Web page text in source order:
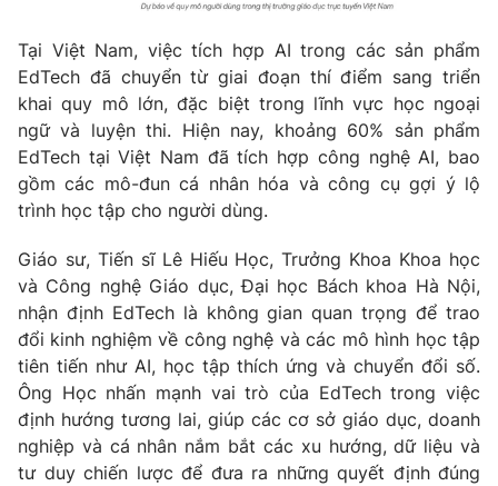
Tại Việt Nam, việc tích hợp AI trong các sản phẩm
EdTech đã chuyển từ giai đoạn thí điểm sang triển
khai quy mô lớn, đặc biệt trong lĩnh vực học ngoại
ngữ và luyện thi. Hiện nay, khoảng 60% sản phẩm
EdTech tại Việt Nam đã tích hợp công nghệ AI, bao
gồm các mô-đun cá nhân hóa và công cụ gợi ý lộ
trình học tập cho người dùng.
Giáo sư, Tiến sĩ Lê Hiếu Học, Trưởng Khoa Khoa học
và Công nghệ Giáo dục, Đại học Bách khoa Hà Nội,
nhận định EdTech là không gian quan trọng để trao
đổi kinh nghiệm về công nghệ và các mô hình học tập
tiên tiến như AI, học tập thích ứng và chuyển đổi số.
Ông Học nhấn mạnh vai trò của EdTech trong việc
định hướng tương lai, giúp các cơ sở giáo dục, doanh
nghiệp và cá nhân nắm bắt các xu hướng, dữ liệu và
tư duy chiến lược để đưa ra những quyết định đúng